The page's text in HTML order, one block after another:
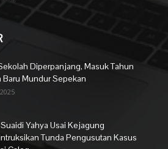
Diperpanjang, Masuk Tahun
Baru Mundur Sepekan
Yahya Usai Kejagung
Tunda Pengusutan Kasus